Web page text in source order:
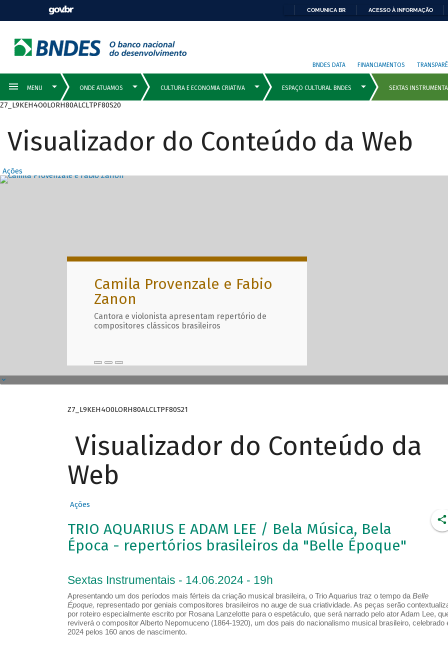
COMUNICA BR ACESSO À INFORMAÇÃO
BNDES DATA FINANCIAMENTOS
Z7_L9KEH4O0LORH80ALCLTPF80S20
Visualizador do Conteúdo da Web
Ações
Destaques Principais com
Camila Provenzale e Fabio
Zanon
Cantora e violonista apresentam repertório de
compositores clássicos brasileiros
Z7_L9KEH4O0LORH80ALCLTPF80S21
Visualizador do Conteúdo da
Web
Ações
TRIO AQUARIUS E ADAM LEE / Bela Música, Bela
Época - repertórios brasileiros da "Belle Époque"
Sextas Instrumentais - 14.06.2024 - 19h
Apresentando um dos períodos mais férteis da criação musical brasileira, o Trio Aquarius traz o tempo daBelle
Époque, representado por geniais compositores brasileiros no auge de sua criatividade. As peças serão
por roteiro especialmente escrito por Rosana Lanzelotte para o espetáculo, que será narrado pelo ator Adam Lee,
reviverá o compositor Alberto Nepomuceno (1864-1920), um dos pais do nacionalismo musical brasileiro, celebrado
2024 pelos 160 anos de nascimento.